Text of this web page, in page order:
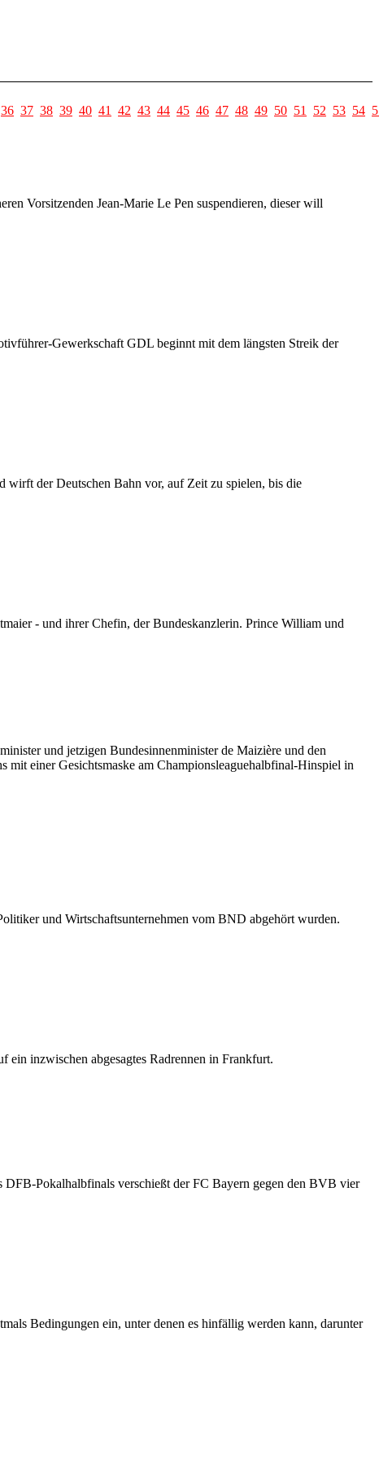
36 37 38 39 40 41 42 43 44 45 46 47 48 49 50 51 52 53 54
Vorsitzenden Jean-Marie Le Pen suspendieren, dieser will
Gewerkschaft GDL beginnt mit dem längsten Streik der
wirft der Deutschen Bahn vor, auf Zeit zu spielen, bis die
- und ihrer Chefin, der Bundeskanzlerin. Prince William und
und jetzigen Bundesinnenminister de Maizière und den
einer Gesichtsmaske am Championsleaguehalbfinal-Hinspiel in
und Wirtschaftsunternehmen vom BND abgehört wurden.
inzwischen abgesagtes Radrennen in Frankfurt.
Pokalhalbfinals verschießt der FC Bayern gegen den BVB vier
Bedingungen ein, unter denen es hinfällig werden kann, darunter